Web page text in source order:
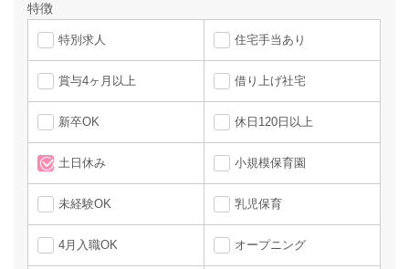
特徴
特別求人 住宅手当あり
賞与4ヶ月以上 借り上げ社宅
新卒OK 休日120日以上
土日休み 小規模保育園
未経験OK 乳児保育
4月入職OK オープニング